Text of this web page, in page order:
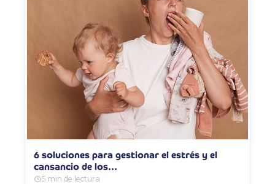
6 soluciones para gestionar el estrés y el
cansancio de los…
5 min de lectura